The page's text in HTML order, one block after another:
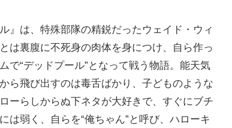
ル』は、特殊部隊の精鋭だったウェイド・ウィ
は裏腹に不死身の肉体を身につけ、自ら作っ
で“デッドプール”となって戦う物語。能天気
ら飛び出すのは毒舌ばかり、子どものような
ーらしからぬ下ネタが大好きで、すぐにブチ
は弱く、自らを“俺ちゃん”と呼び、ハローキ